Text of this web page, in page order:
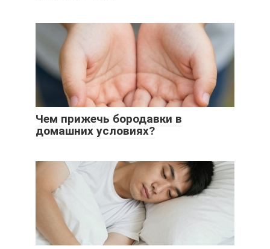
Чем прижечь бородавки в
домашних условиях?